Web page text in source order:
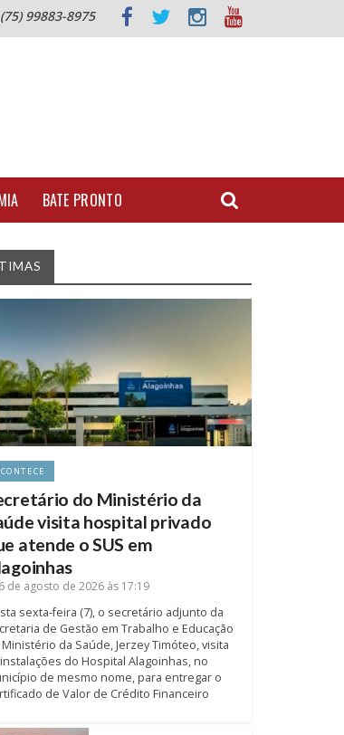
(75) 99883-8975
BATE PRONTO
do Ministério da
visita hospital privado
atende o SUS em
6 de agosto de 2026 às 17:19
sexta-feira (7), o secretário adjunto da
de Gestão em Trabalho e Educação
da Saúde, Jerzey Timóteo, visita
do Hospital Alagoinhas, no
de mesmo nome, para entregar o
de Valor de Crédito Financeiro